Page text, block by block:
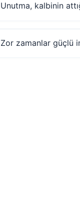
Unutma, kalbinin
Zor zamanlar güçlü